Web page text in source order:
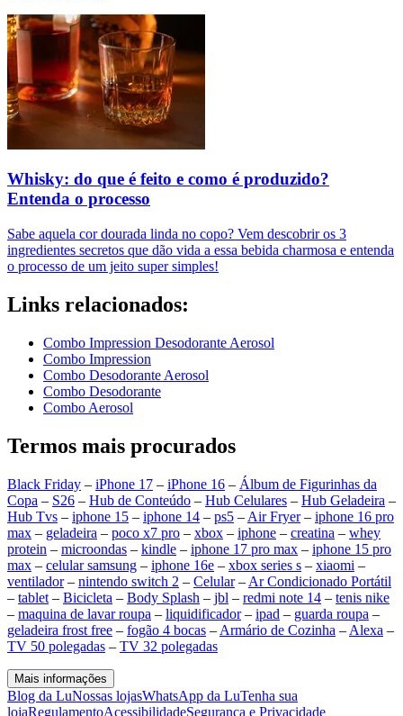
Whisky: do que é feito e como é produzido?
Entenda o processo
Sabe aquela cor dourada linda no copo? Vem descobrir os 3
ingredientes secretos que dão vida a essa bebida charmosa e entenda
o processo de um jeito super simples!
Links relacionados:
Combo Impression Desodorante Aerosol
Combo Impression
Combo Desodorante Aerosol
Combo Desodorante
Combo Aerosol
Termos mais procurados
Black Friday – iPhone 17 – iPhone 16 – Álbum de Figurinhas da
Copa – S26 – Hub de Conteúdo – Hub Celulares – Hub Geladeira –
Hub Tvs – iphone 15 – iphone 14 – ps5 – Air Fryer– iphone 16 pro
max – geladeira – poco x7 pro – xbox – iphone – creatina – whey
protein – microondas – kindle – iphone 17 pro max – iphone 15 pro
max – celular samsung – iphone 16e – xbox series s – xiaomi –
ventilador– nintendo switch 2 – Celular– Ar Condicionado Portátil
– tablet – Bicicleta – Body Splash – jbl – redmi note 14 – tenis nike
– maquina de lavar roupa – liquidificador– ipad – guarda roupa –
geladeira frost free – fogão 4 bocas – Armário de Cozinha – Alexa –
TV 50 polegadas – TV 32 polegadas
Mais informações
Blog da LuNossas lojasWhatsApp da LuTenha sua
lojaRegulamentoAcessibilidadeSegurança e Privacidade